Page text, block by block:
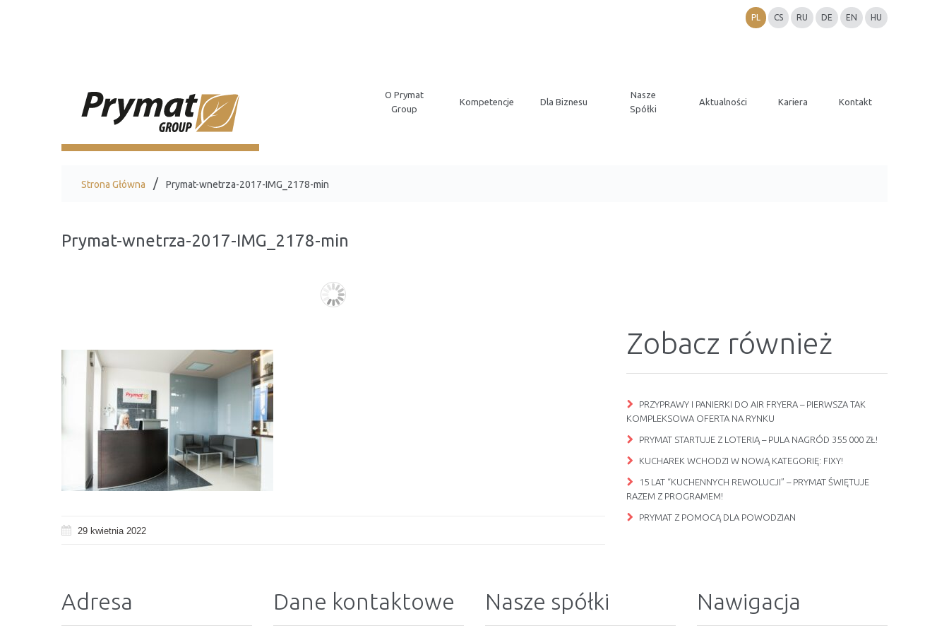
PL CS RU DE EN HU
O Prymat
Group
Kompetencje Dla Biznesu
Nasze
Spółki
Aktualności Kariera Kontakt
Strona Główna Prymat-wnetrza-2017-IMG_2178-min
Prymat-wnetrza-2017-IMG_2178-min
29 kwietnia 2022
Zobacz również
PRZYPRAWY I PANIERKI DO AIR FRYERA – PIERWSZA TAK
KOMPLEKSOWA OFERTA NA RYNKU
PRYMAT STARTUJE Z LOTERIĄ – PULA NAGRÓD 355 000 ZŁ!
KUCHAREK WCHODZI W NOWĄ KATEGORIĘ: FIXY!
15 LAT “KUCHENNYCH REWOLUCJI” – PRYMAT ŚWIĘTUJE
RAZEM Z PROGRAMEM!
PRYMAT Z POMOCĄ DLA POWODZIAN
Adresa Dane kontaktowe Nasze spółki Nawigacja